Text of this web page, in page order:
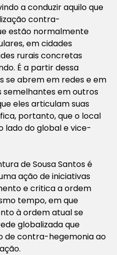
a conduzir aquilo que
contra-
estão normalmente
em cidades
rurais concretas
É a partir dessa
se abrem em redes e em
semelhantes em outros
eles articulam suas
portanto, que o local
lado do global e vice-
de Sousa Santos é
ação de iniciativas
e critica a ordem
tempo, em que
à ordem atual se
globalizada que
de contra-hegemonia ao